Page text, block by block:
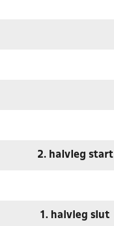
2. halvleg start
1. halvleg slut